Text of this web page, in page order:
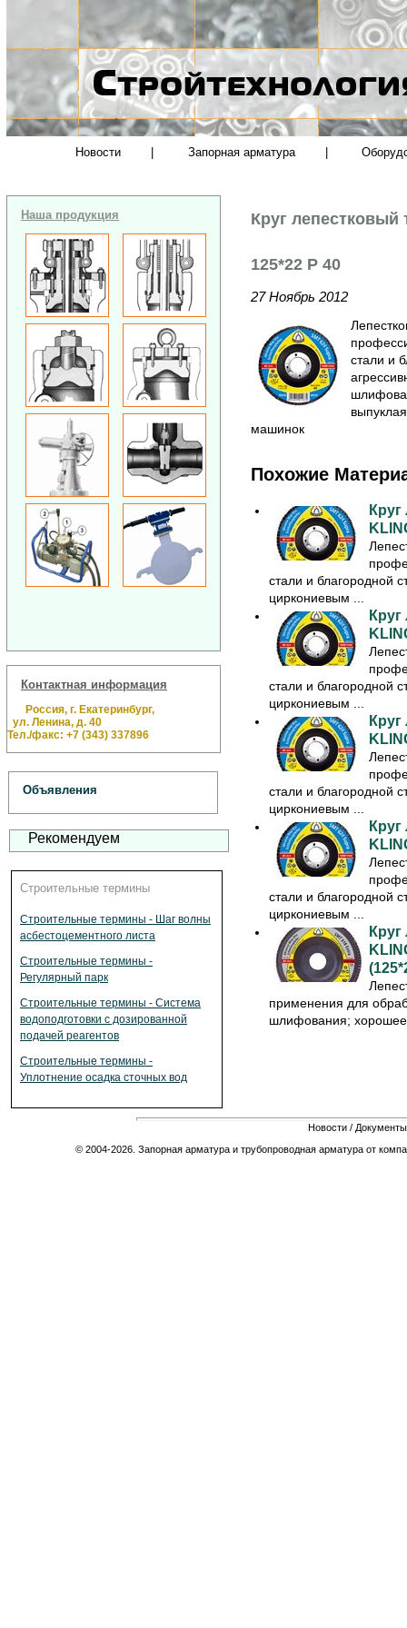
Новости Запорная арматура
Наша продукция
Контактная информация
Россия, г. Екатеринбург,
ул. Ленина, д. 40
Тел./факс: +7 (343) 337896
Объявления
Рекомендуем
Строительные термины
Строительные термины - Шаг волны
асбестоцементного листа
Строительные термины -
Регулярный парк
Строительные термины - Система
водоподготовки с дозированной
подачей реагентов
Строительные термины -
Уплотнение осадка сточных вод
Круг лепестковый
125*22 Р 40
27 Ноябрь 2012
стали и
машинок
Похожие
стали и благородной
циркониевым ...
стали и благородной
циркониевым ...
стали и благородной
циркониевым ...
стали и благородной
циркониевым ...
применения для
шлифования;
Новости / Документы
© 2004-2026. Запорная арматура и трубопроводная арматура от